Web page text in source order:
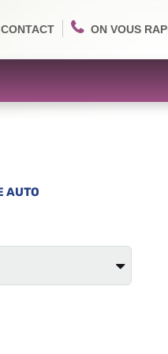
CONTACT ON VOUS